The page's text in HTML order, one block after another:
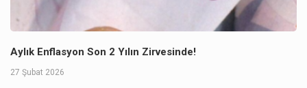
Aylık Enflasyon Son 2 Yılın Zirvesinde!
27 Şubat 2026